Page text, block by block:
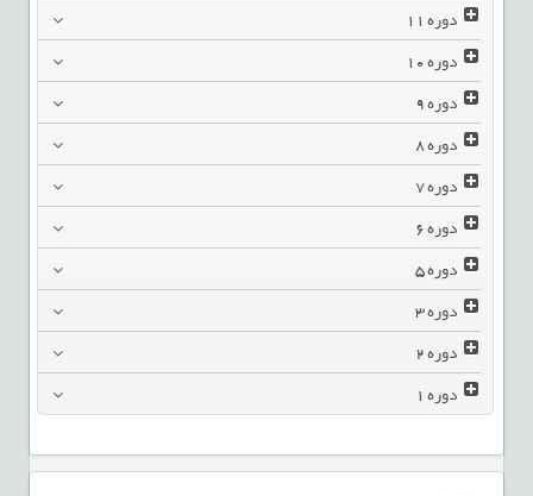
دوره11
دوره10
دوره9
دوره8
دوره7
دوره6
دوره5
دوره3
دوره2
دوره1